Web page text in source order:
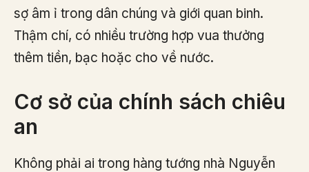
sợ âm ỉ trong dân chúng và giới quan binh.
Thậm chí, có nhiều trường hợp vua thưởng
thêm tiền, bạc hoặc cho về nước.
Cơ sở của chính sách chiêu
an
Không phải ai trong hàng tướng nhà Nguyễn